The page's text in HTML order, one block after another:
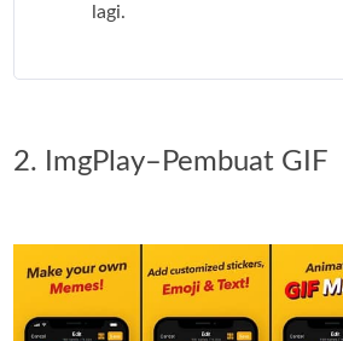
lagi.
2. ImgPlay–Pembuat GIF